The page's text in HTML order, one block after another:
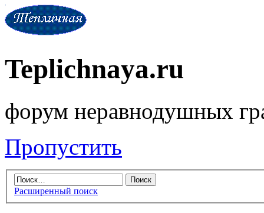
Teplichnaya.ru
форум неравнодушных
Пропустить
Расширенный поиск